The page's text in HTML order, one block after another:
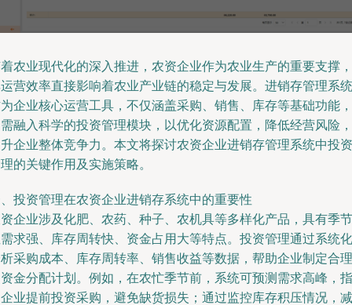
农业现代化的深入推进，农资企业作为农业生产的重要支撑，
营效率直接影响着农业产业链的稳定与发展。进销存管理系统
企业核心运营工具，不仅涵盖采购、销售、库存等基础功能，
融入科学的投资管理模块，以优化资源配置，降低经营风险，
企业整体竞争力。本文将探讨农资企业进销存管理系统中投资
的关键作用及实施策略。
投资管理在农资企业进销存系统中的重要性
企业涉及化肥、农药、种子、农机具等多样化产品，具有季节
求强、库存周转快、资金占用大等特点。投资管理通过系统化
采购成本、库存周转率、销售收益等数据，帮助企业制定合理
金分配计划。例如，在农忙季节前，系统可预测需求高峰，指
业提前投资采购，避免缺货损失；通过监控库存积压情况，减